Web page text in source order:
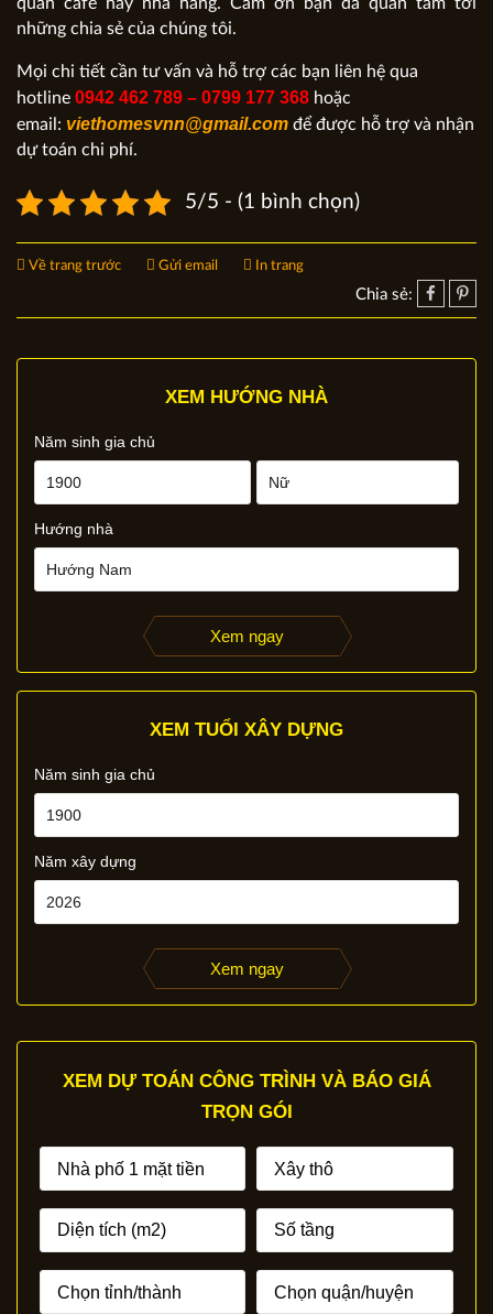
những chia sẻ của chúng tôi.
Mọi chi tiết cần tư vấn và hỗ trợ các bạn liên hệ qua
hotline 0942 462 789 – 0799 177 368 hoặc
email: viethomesvnn@gmail.com để được hỗ trợ và nhận
dự toán chi phí.
5/5 - (1 bình chọn)
Về trang trước Gửi email In trang
Chia sẻ:
XEM HƯỚNG NHÀ
Năm sinh gia chủ
Hướng nhà
Xem ngay
XEM TUỔI XÂY DỰNG
Năm sinh gia chủ
Năm xây dựng
Xem ngay
XEM DỰ TOÁN CÔNG TRÌNH VÀ BÁO GIÁ
TRỌN GÓI